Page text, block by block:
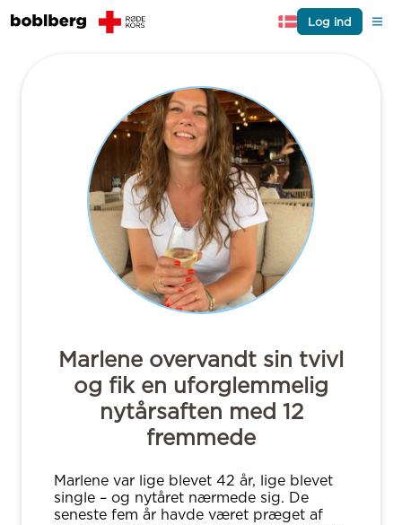
Log ind
Marlene overvandt sin tvivl
og fik en uforglemmelig
nytårsaften med 12
fremmede
Marlene var lige blevet 42 år, lige blevet
single – og nytåret nærmede sig. De
seneste fem år havde været præget af